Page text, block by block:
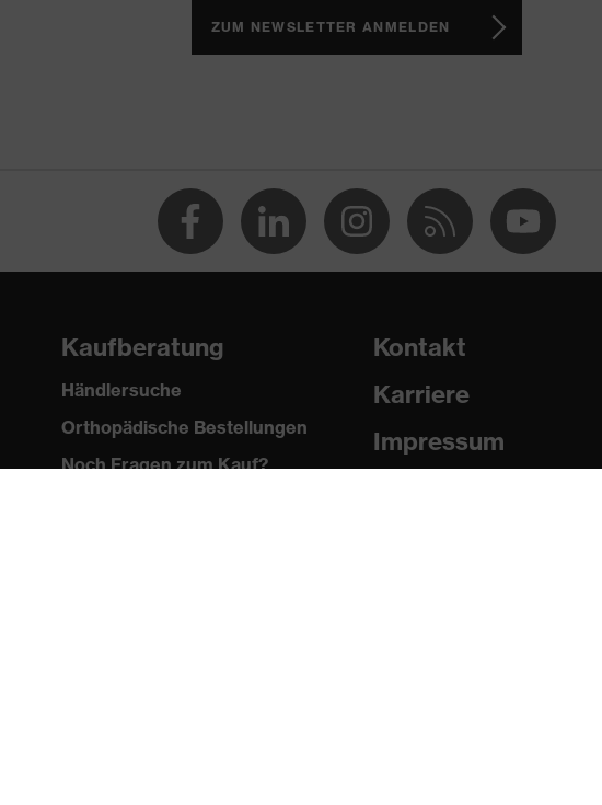
ZUM NEWSLETTER ANMELDEN
Kaufberatung
Händlersuche
Orthopädische Bestellungen
Noch Fragen zum Kauf?
Kontakt
Karriere
Impressum